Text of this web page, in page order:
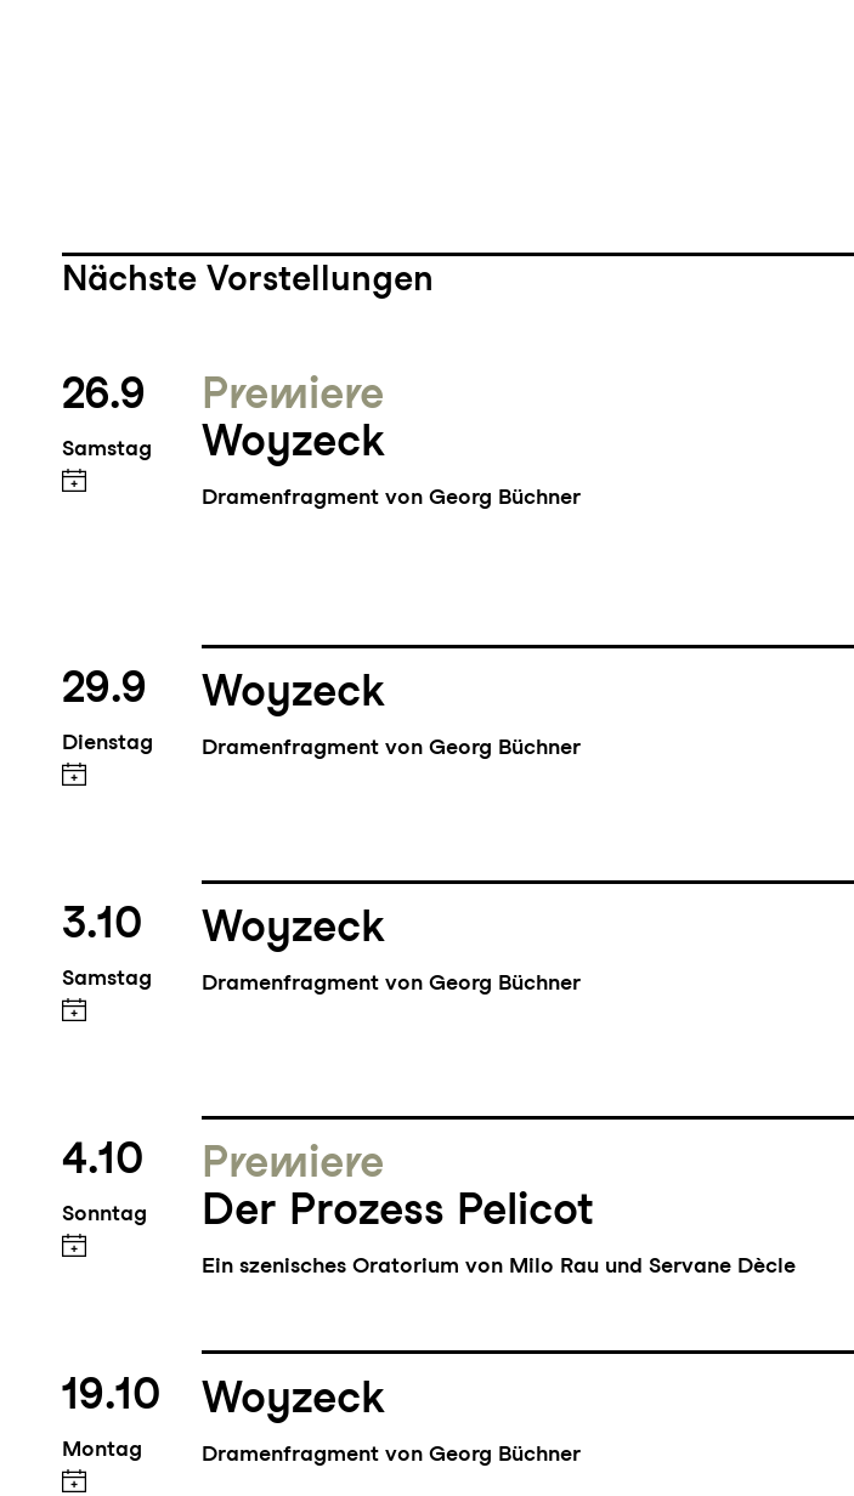
Nächste Vorstellungen
26.9
Samstag
Premiere
Woyzeck
Dramenfragment von Georg Büchner
29.9
Dienstag
Woyzeck
Dramenfragment von Georg Büchner
3.10
Samstag
Woyzeck
Dramenfragment von Georg Büchner
4.10
Sonntag
Premiere
Der Prozess Pelicot
Ein szenisches Oratorium von Milo Rau und Servane Dècle
19.10
Montag
Woyzeck
Dramenfragment von Georg Büchner